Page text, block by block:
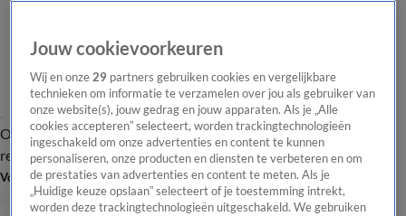
Overzicht Laatste nieuws Regionieuws Het beste van Hart
Tip de
redactie
Volg Hart van Nederland
Jouw cookievoorkeuren
Wij en onze29 partners gebruiken cookies en vergelijkbare
technieken om informatie te verzamelen over jou als gebruiker van
onze website(s), jouw gedrag en jouw apparaten. Als je „Alle
cookies accepteren” selecteert, worden trackingtechnologieën
ingeschakeld om onze advertenties en content te kunnen
personaliseren, onze producten en diensten te verbeteren en om
de prestaties van advertenties en content te meten. Als je
„Huidige keuze opslaan” selecteert of je toestemming intrekt,
worden deze trackingtechnologieën uitgeschakeld. We gebruiken